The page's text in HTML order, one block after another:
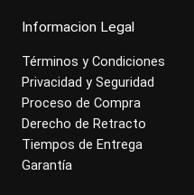
Informacion Legal
Términos y Condiciones
Privacidad y Seguridad
Proceso de Compra
Derecho de Retracto
Tiempos de Entrega
Garantía